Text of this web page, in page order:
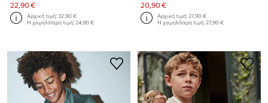
22,90 €
Αρχική τιμή:32,90 €
Η χαμηλότερη τιμή:24,90 €
20,90 €
Αρχική τιμή:27,90 €
Η χαμηλότερη τιμή:27,90 €